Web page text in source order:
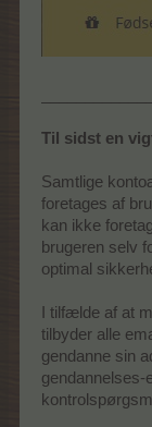
Til sidst en
Samtlige
foretages af
kan ikke
brugeren selv
optimal
I tilfælde af at
tilbyder alle
gendanne sin
gendannelses-